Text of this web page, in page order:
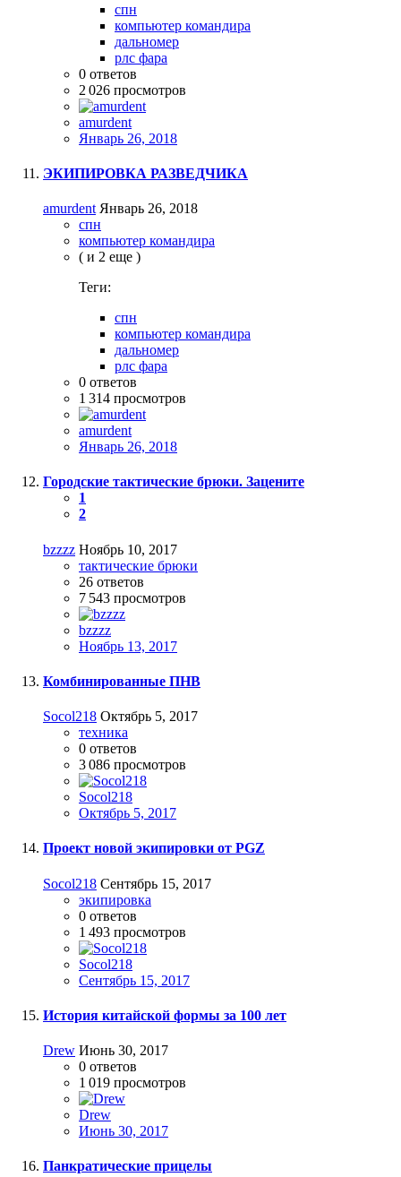
спн
компьютер командира
дальномер
рлс фара
0 ответов
2 026 просмотров
amurdent
Январь 26, 2018
ЭКИПИРОВКА РАЗВЕДЧИКА
amurdent Январь 26, 2018
спн
компьютер командира
( и 2 еще )
Теги:
спн
компьютер командира
дальномер
рлс фара
0 ответов
1 314 просмотров
amurdent
Январь 26, 2018
Городские тактические брюки. Зацените
1
2
bzzzz Ноябрь 10, 2017
тактические брюки
26 ответов
7 543 просмотров
bzzzz
Ноябрь 13, 2017
Комбинированные ПНВ
Socol218 Октябрь 5, 2017
техника
0 ответов
3 086 просмотров
Socol218
Октябрь 5, 2017
Проект новой экипировки от PGZ
Socol218 Сентябрь 15, 2017
экипировка
0 ответов
1 493 просмотров
Socol218
Сентябрь 15, 2017
История китайской формы за 100 лет
Drew Июнь 30, 2017
0 ответов
1 019 просмотров
Drew
Июнь 30, 2017
Панкратические прицелы